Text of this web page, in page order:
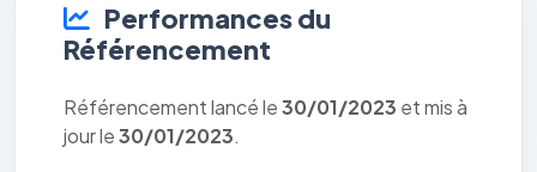
Performances du
Référencement
Référencement lancé le30/01/2023 et mis à
jour le30/01/2023.